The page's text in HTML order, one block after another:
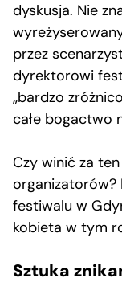
dyskusja. Nie
przez
dyrektorowi
„bardzo
całe bogactwo
Czy winić za
organizatorów?
festiwalu w
kobieta w tym
Sztuka